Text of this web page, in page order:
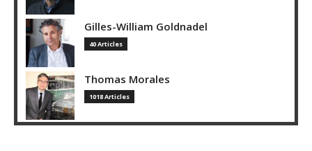
Gilles-William Goldnadel
40 Articles
Thomas Morales
1018 Articles